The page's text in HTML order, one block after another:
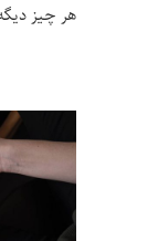
هر چیز